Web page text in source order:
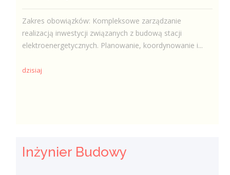
Zakres obowiązków: Kompleksowe zarządzanie
realizacją inwestycji związanych z budową stacji
elektroenergetycznych. Planowanie, koordynowanie i...
dzisiaj
Inżynier Budowy